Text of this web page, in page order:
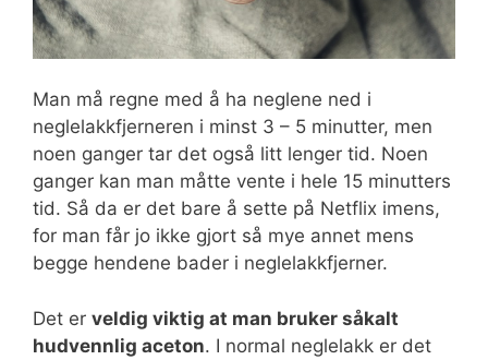
Man må regne med å ha neglene ned i
neglelakkfjerneren i minst 3 – 5 minutter, men
noen ganger tar det også litt lenger tid. Noen
ganger kan man måtte vente i hele 15 minutters
tid. Så da er det bare å sette på Netflix imens,
for man får jo ikke gjort så mye annet mens
begge hendene bader i neglelakkfjerner.
Det er veldig viktig at man bruker såkalt
hudvennlig aceton. I normal neglelakk er det